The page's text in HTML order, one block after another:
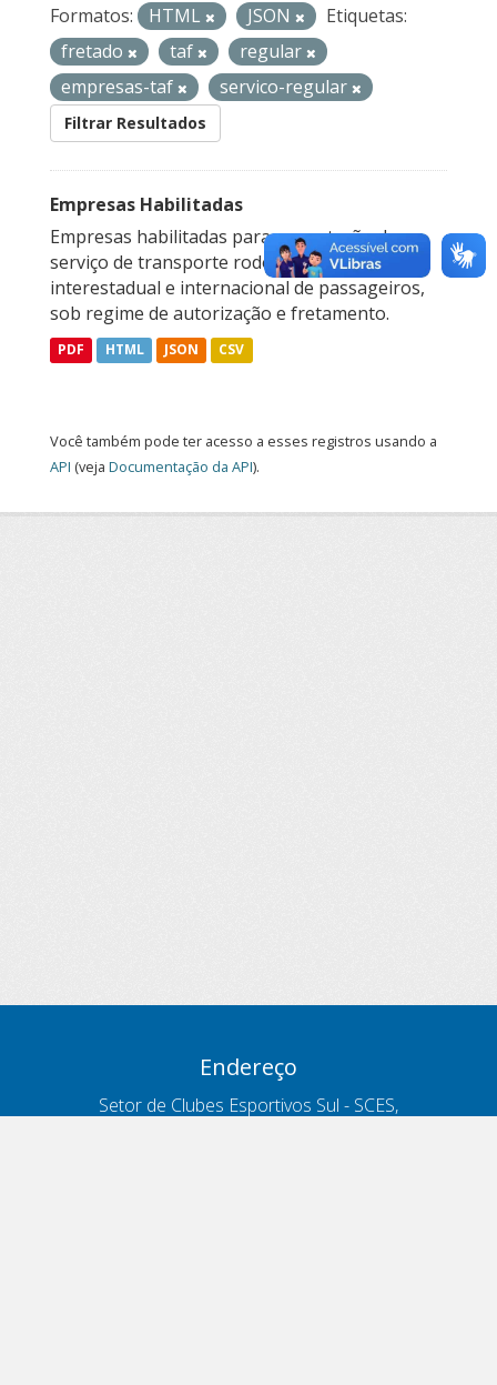
Formatos: HTML JSON
Etiquetas:
fretado
taf
regular
empresas-taf
servico-regular
Filtrar Resultados
Empresas Habilitadas
Empresas habilitadas para a prestação do
serviço de transporte rodoviário coletivo
interestadual e internacional de passageiros,
sob regime de autorização e fretamento.
PDF HTML JSON CSV
Você também pode ter acesso a esses registros usando a
API (veja Documentação da API).
Endereço
Setor de Clubes Esportivos Sul - SCES,